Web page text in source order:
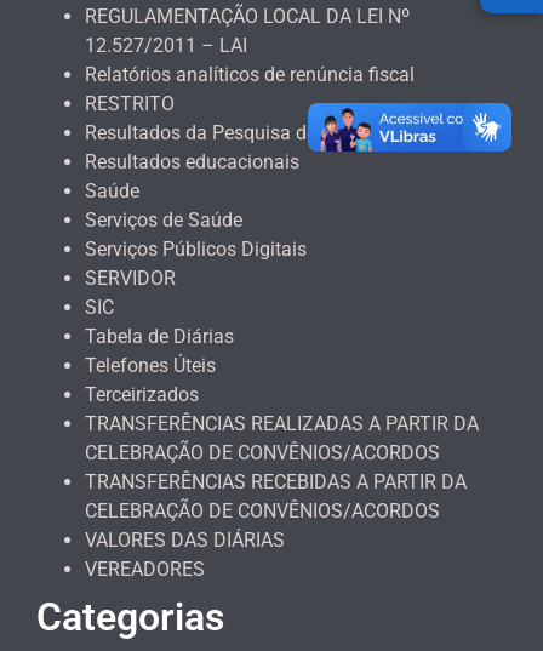
REGULAMENTAÇÃO LOCAL DA LEI Nº
12.527/2011 – LAI
Relatórios analíticos de renúncia fiscal
RESTRITO
Resultados da Pesquisa de Satisfação
Resultados educacionais
Saúde
Serviços de Saúde
Serviços Públicos Digitais
SERVIDOR
SIC
Tabela de Diárias
Telefones Úteis
Terceirizados
TRANSFERÊNCIAS REALIZADAS A PARTIR DA
CELEBRAÇÃO DE CONVÊNIOS/ACORDOS
TRANSFERÊNCIAS RECEBIDAS A PARTIR DA
CELEBRAÇÃO DE CONVÊNIOS/ACORDOS
VALORES DAS DIÁRIAS
VEREADORES
Categorias